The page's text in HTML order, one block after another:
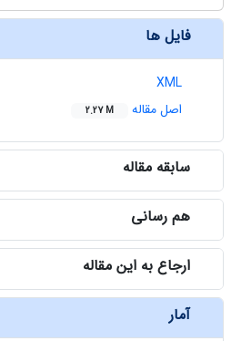
فایل ها
XML
اصل مقاله
2.27 M
سابقه مقاله
هم رسانی
ارجاع به این مقاله
آمار